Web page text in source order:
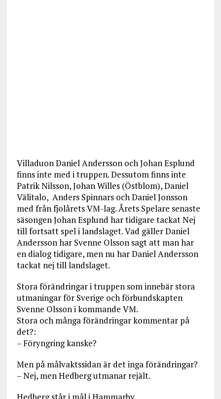
Villaduon Daniel Andersson och Johan Esplund
finns inte med i truppen. Dessutom finns inte
Patrik Nilsson, Johan Willes (Östblom), Daniel
Välitalo, Anders Spinnars och Daniel Jonsson
med från fjolårets VM-lag. Årets Spelare senaste
säsongen Johan Esplund har tidigare tackat Nej
till fortsatt spel i landslaget. Vad gäller Daniel
Andersson har Svenne Olsson sagt att man har
en dialog tidigare, men nu har Daniel Andersson
tackat nej till landslaget.
Stora förändringar i truppen som innebär stora
utmaningar för Sverige och förbundskapten
Svenne Olsson i kommande VM.
Stora och många förändringar kommentar på
det?:
– Föryngring kanske?
Men på målvaktssidan är det inga förändringar?
– Nej, men Hedberg utmanar rejält.
Hedberg står i mål i Hammarby.